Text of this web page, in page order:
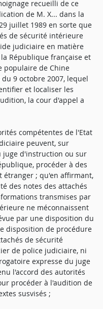
recueilli de ce
de M. X... dans la
juillet 1989 en sorte que
de sécurité intérieure
judiciaire en matière
République française et
populaire de Chine
9 octobre 2007, lequel
et localiser les
la cour d'appel a
compétentes de l'Etat
peuvent, sur
juge d'instruction ou sur
procéder à des
; qu'en affirmant,
des notes des attachés
transmises par
ne méconnaissent
par une disposition du
disposition de procédure
de sécurité
de police judiciaire, ni
expresse du juge
l'accord des autorités
procéder à l'audition de
susvisés ;